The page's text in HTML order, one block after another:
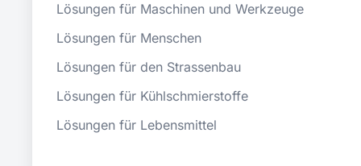
Lösungen für Maschinen und Werkzeuge
Lösungen für Menschen
Lösungen für den Strassenbau
Lösungen für Kühlschmierstoffe
Lösungen für Lebensmittel